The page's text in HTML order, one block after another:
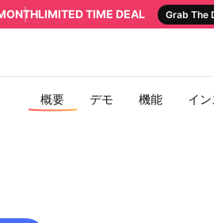
LIMITED TIME DEAL Grab The
概要 デモ 機能 イ